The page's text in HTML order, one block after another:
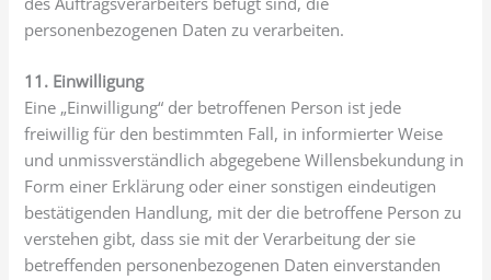
personenbezogenen Daten zu verarbeiten.
11. Einwilligung
Eine „Einwilligung“ der betroffenen Person ist jede
freiwillig für den bestimmten Fall, in informierter Weise
und unmissverständlich abgegebene Willensbekundung in
Form einer Erklärung oder einer sonstigen eindeutigen
bestätigenden Handlung, mit der die betroffene Person zu
verstehen gibt, dass sie mit der Verarbeitung der sie
betreffenden personenbezogenen Daten einverstanden